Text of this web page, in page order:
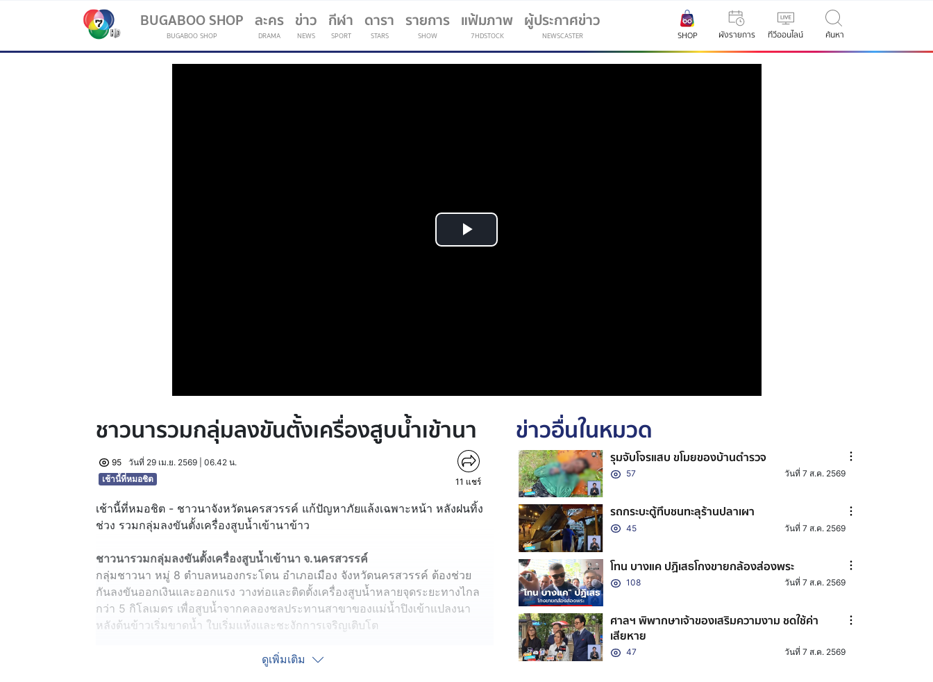
BUGABOO SHOP
BUGABOO SHOP
ละคร
DRAMA
ข่าว
NEWS
กีฬา
SPORT
(current)
ดารา
STARS
รายการ
SHOW
แฟ้มภาพ
7HDSTOCK
ผู้ประกาศข่าว
NEWSCASTER SHOP ผังรายการ ทีวีออนไลน์ ค้นหา
Play
ชาวนารวมกลุ่มลงขันตั้งเครื่องสูบน้ำเข้านา
95
วันที่ 29 เม.ย. 2569 | 06.42 น.
เช้านี้ที่หมอชิต
11 แชร์
เช้านี้ที่หมอชิต - ชาวนาจังหวัดนครสวรรค์ แก้ปัญหาภัยแล้งเฉพาะหน้า หลังฝนทิ้ง
ช่วง รวมกลุ่มลงขันตั้งเครื่องสูบน้ำเข้านาข้าว
ชาวนารวมกลุ่มลงขันตั้งเครื่องสูบน้ำเข้านา จ.นครสวรรค์
กลุ่มชาวนา หมู่ 8 ตำบลหนองกระโดน อำเภอเมือง จังหวัดนครสวรรค์ ต้องช่วย
กันลงขันออกเงินและออกแรง วางท่อและติดตั้งเครื่องสูบน้ำหลายจุดระยะทางไกล
กว่า 5 กิโลเมตร เพื่อสูบน้ำจากคลองชลประทานสาขาของแม่น้ำปิงเข้าแปลงนา
หลังต้นข้าวเริ่มขาดน้ำ ใบเริ่มแห้งและชะงักการเจริญเติบโต
ชาวนา บอกว่า สถานการณ์ฝนทิ้งช่วงนานหลายเดือน ทำให้ชาวนาไม่มีทางเลือก
ดูเพิ่มเติม
ข่าวอื่นในหมวด
รุมจับโจรแสบ ขโมยของบ้านตำรวจ
57 วันที่ 7 ส.ค. 2569
รถกระบะตู้ทึบชนทะลุร้านปลาเผา
45 วันที่ 7 ส.ค. 2569
โทน บางแค ปฏิเสธโกงขายกล้องส่องพระ
108 วันที่ 7 ส.ค. 2569
ศาลฯ พิพากษาเจ้าของเสริมความงาม ชดใช้ค่า
เสียหาย
47 วันที่ 7 ส.ค. 2569